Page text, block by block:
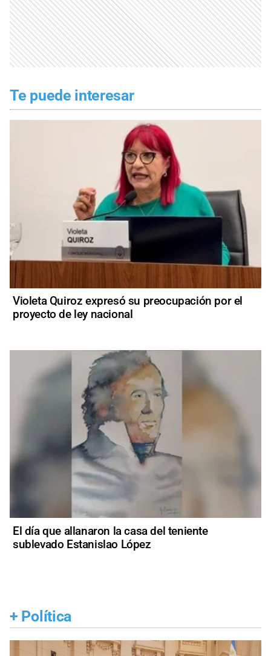
Te puede interesar
Violeta Quiroz expresó su preocupación por el
proyecto de ley nacional
El día que allanaron la casa del teniente
sublevado Estanislao López
+ Política